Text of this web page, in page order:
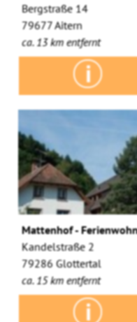
Bergstraße 14
79677 Aitern
ca. 13 km entfernt
Mattenhof -
Kandelstraße 2
79286 Glottertal
ca. 15 km entfernt